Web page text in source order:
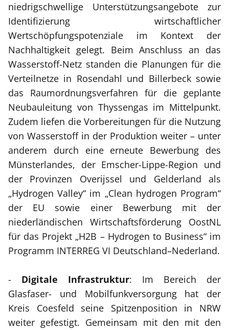
niedrigschwellige Unterstützungsangebote zur
Identifizierung wirtschaftlicher
Wertschöpfungspotenziale im Kontext der
Nachhaltigkeit gelegt. Beim Anschluss an das
Wasserstoff-Netz standen die Planungen für die
Verteilnetze in Rosendahl und Billerbeck sowie
das Raumordnungsverfahren für die geplante
Neubauleitung von Thyssengas im Mittelpunkt.
Zudem liefen die Vorbereitungen für die Nutzung
von Wasserstoff in der Produktion weiter – unter
anderem durch eine erneute Bewerbung des
Münsterlandes, der Emscher-Lippe-Region und
der Provinzen Overijssel und Gelderland als
„Hydrogen Valley“ im „Clean hydrogen Program“
der EU sowie einer Bewerbung mit der
niederländischen Wirtschaftsförderung OostNL
für das Projekt „H2B – Hydrogen to Business“ im
Programm INTERREG VI Deutschland–Nederland.
- Digitale Infrastruktur: Im Bereich der
Glasfaser- und Mobilfunkversorgung hat der
Kreis Coesfeld seine Spitzenposition in NRW
weiter gefestigt. Gemeinsam mit den mit den